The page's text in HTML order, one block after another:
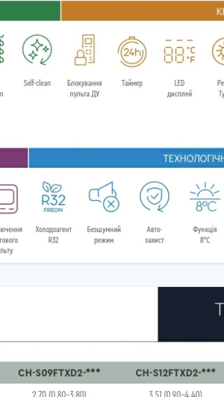
~35 м², де потрібний комфорт у будь‑яку пору року.
тихій роботі та стильному чорному корпусу.
корпус стане частиною дизайнерського рішення.
оптимальну модель саме під ваш простір.